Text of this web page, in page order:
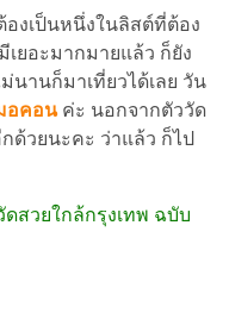
องเป็นหนึ่งในลิสต์ที่ต้อง
ยอะมากมายแล้ว ก็ยัง
นานก็มาเที่ยวได้เลย วัน
อคอน ค่ะ นอกจากตัววัด
ด้วยนะคะ ว่าแล้ว ก็ไป
สวยใกล้กรุงเทพ ฉบับ